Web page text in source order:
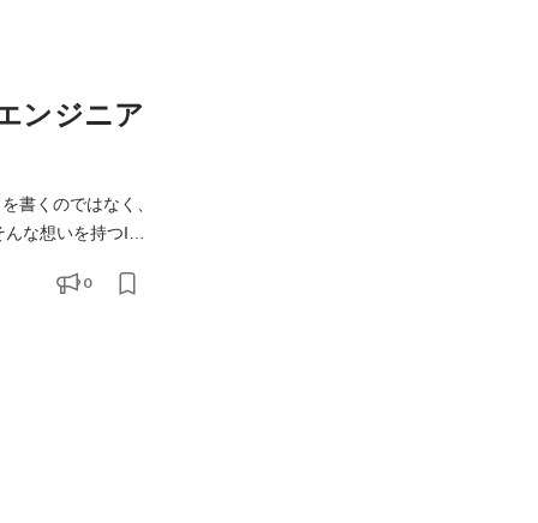
ンジニア
書くのではなく、
サービスです。
0